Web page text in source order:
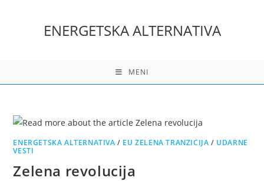
ENERGETSKA ALTERNATIVA
MENI
ENERGETSKA ALTERNATIVA / EU ZELENA TRANZICIJA / UDARNE
VESTI
Zelena revolucija